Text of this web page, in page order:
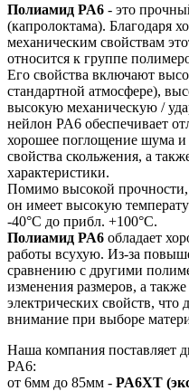
Полиамид PA6 - это
(капролоктама). Благодаря
механическим свойствам
относится к группе
Его свойства включают
стандартной атмосфере),
высокую механическую /
нейлон PA6 обеспечивает
хорошее поглощение шума
свойства скольжения, а
характеристики.
Помимо высокой прочности,
он имеет высокую
-40°C до прибл. +100°С.
Полиамид PA6 обладает
работы всухую. Из-за
сравнению с другими
изменения размеров, а
электрических свойств,
внимание при выборе
Наша компания поставляет
PA6:
от 6мм до 85мм - PA6XT